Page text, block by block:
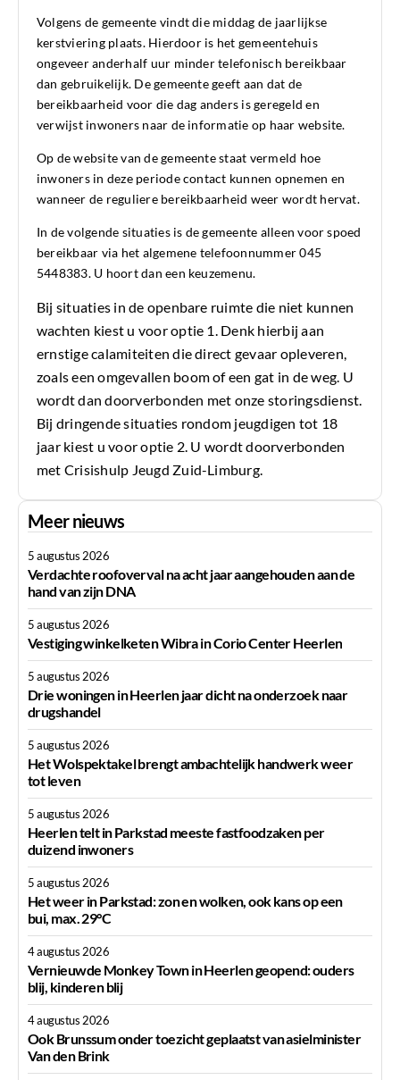
Volgens de gemeente vindt die middag de jaarlijkse
kerstviering plaats. Hierdoor is het gemeentehuis
ongeveer anderhalf uur minder telefonisch bereikbaar
dan gebruikelijk. De gemeente geeft aan dat de
bereikbaarheid voor die dag anders is geregeld en
verwijst inwoners naar de informatie op haar website.
Op de website van de gemeente staat vermeld hoe
inwoners in deze periode contact kunnen opnemen en
wanneer de reguliere bereikbaarheid weer wordt hervat.
In de volgende situaties is de gemeente alleen voor spoed
bereikbaar via het algemene telefoonnummer 045
5448383. U hoort dan een keuzemenu.
Bij situaties in de openbare ruimte die niet kunnen
wachten kiest u voor optie 1. Denk hierbij aan
ernstige calamiteiten die direct gevaar opleveren,
zoals een omgevallen boom of een gat in de weg. U
wordt dan doorverbonden met onze storingsdienst.
Bij dringende situaties rondom jeugdigen tot 18
jaar kiest u voor optie 2. U wordt doorverbonden
met Crisishulp Jeugd Zuid-Limburg.
Meer nieuws
5 augustus 2026
Verdachte roofoverval na acht jaar aangehouden aan de
hand van zijn DNA
5 augustus 2026
Vestiging winkelketen Wibra in Corio Center Heerlen
5 augustus 2026
Drie woningen in Heerlen jaar dicht na onderzoek naar
drugshandel
5 augustus 2026
Het Wolspektakel brengt ambachtelijk handwerk weer
tot leven
5 augustus 2026
Heerlen telt in Parkstad meeste fastfoodzaken per
duizend inwoners
5 augustus 2026
Het weer in Parkstad: zon en wolken, ook kans op een
bui, max. 29°C
4 augustus 2026
Vernieuwde Monkey Town in Heerlen geopend: ouders
blij, kinderen blij
4 augustus 2026
Ook Brunssum onder toezicht geplaatst van asielminister
Van den Brink